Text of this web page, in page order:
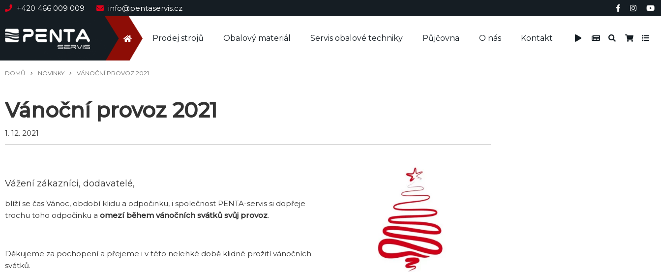
+420 466 009 009 info@pentaservis.cz
Prodej strojů Obalový materiál Servis obalové techniky Půjčovna O nás Kontakt
DOMŮ NOVINKY VÁNOČNÍ PROVOZ 2021
Vánoční provoz 2021
1. 12. 2021
Vážení zákazníci, dodavatelé,
blíží se čas Vánoc, období klidu a odpočinku, i společnost PENTA-servis si dopřeje
trochu toho odpočinku a omezí během vánočních svátků svůj provoz.
Děkujeme za pochopení a přejeme i v této nelehké době klidné prožití vánočních
svátků.